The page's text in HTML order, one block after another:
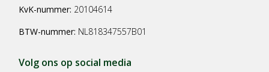
KvK-nummer: 20104614
BTW-nummer: NL818347557B01
Volg ons op social media